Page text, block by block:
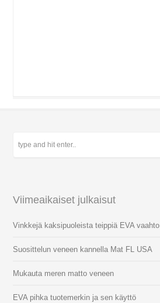
Viimeaikaiset julkaisut
Vinkkejä kaksipuoleista teippiä EVA vaahto
Suosittelun veneen kannella Mat FL USA
Mukauta meren matto veneen
EVA pihka tuotemerkin ja sen käyttö